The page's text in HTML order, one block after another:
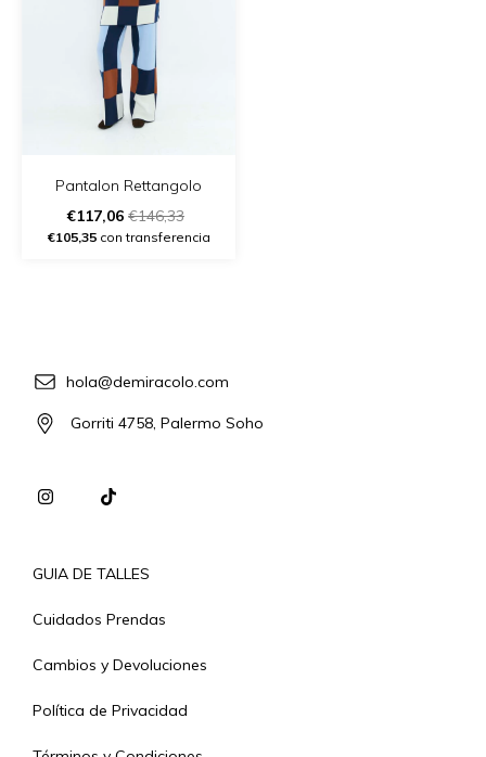
Pantalon Rettangolo
€117,06 €146,33
€105,35con transferencia
hola@demiracolo.com
Gorriti 4758, Palermo Soho
GUIA DE TALLES
Cuidados Prendas
Cambios y Devoluciones
Política de Privacidad